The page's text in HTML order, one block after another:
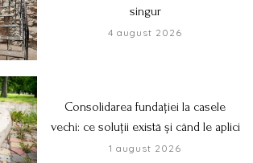
singur
4 august 2026
Consolidarea fundației la casele
vechi: ce soluții există și când le aplici
1 august 2026